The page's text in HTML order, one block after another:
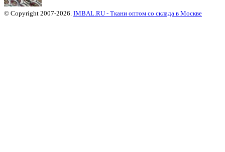
© Copyright 2007-2026. IMBAL.RU - Ткани оптом со склада в Москве